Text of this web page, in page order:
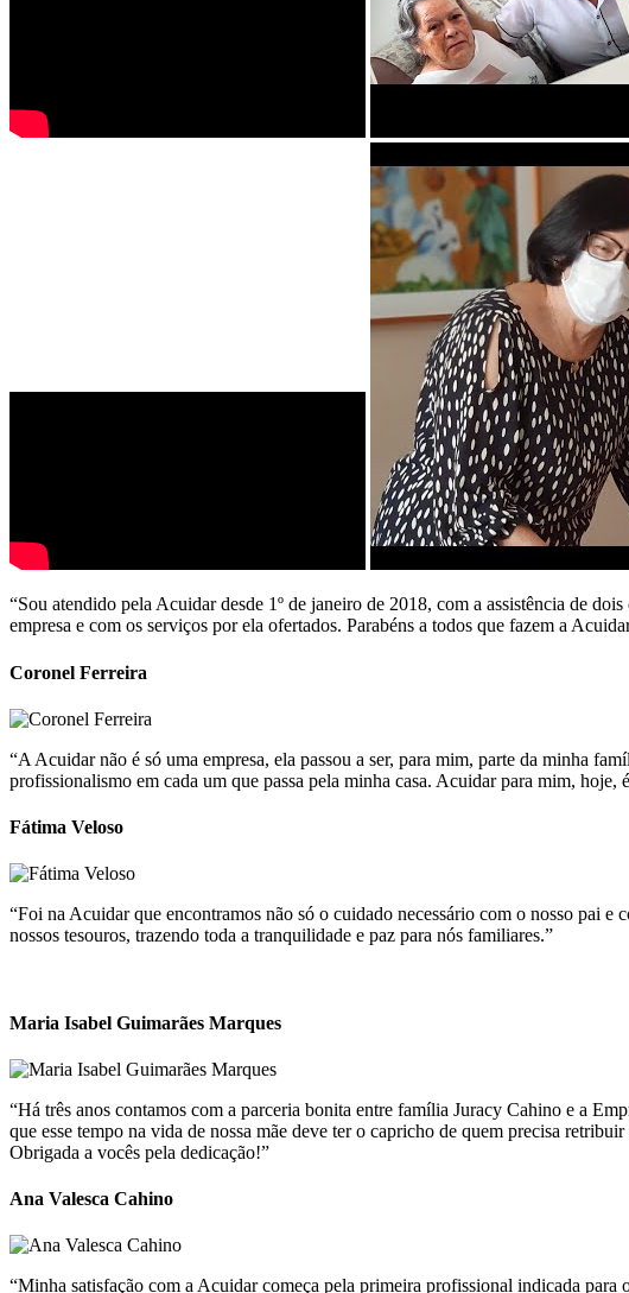
“Sou atendido pela Acuidar desde 1º de janeiro de 2018, com a assistência de
empresa e com os serviços por ela ofertados. Parabéns a todos que fazem a
Coronel Ferreira
“A Acuidar não é só uma empresa, ela passou a ser, para mim, parte da minha
profissionalismo em cada um que passa pela minha casa. Acuidar para mim,
Fátima Veloso
“Foi na Acuidar que encontramos não só o cuidado necessário com o nosso pai e
nossos tesouros, trazendo toda a tranquilidade e paz para nós familiares.”
Maria Isabel Guimarães Marques
“Há três anos contamos com a parceria bonita entre família Juracy Cahino e a
que esse tempo na vida de nossa mãe deve ter o capricho de quem precisa
Obrigada a vocês pela dedicação!”
Ana Valesca Cahino
“Minha satisfação com a Acuidar começa pela primeira profissional indicada